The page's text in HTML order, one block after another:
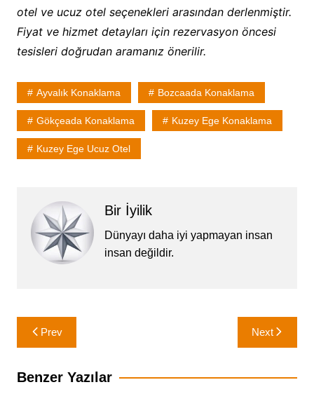
otel ve ucuz otel seçenekleri arasından derlenmiştir.
Fiyat ve hizmet detayları için rezervasyon öncesi
tesisleri doğrudan aramanız önerilir.
Ayvalık Konaklama Bozcaada Konaklama
Gökçeada Konaklama Kuzey Ege Konaklama
Kuzey Ege Ucuz Otel
Bir İyilik
Dünyayı daha iyi yapmayan insan
insan değildir.
Yazı
gezinmesi
Prev Next
Benzer Yazılar